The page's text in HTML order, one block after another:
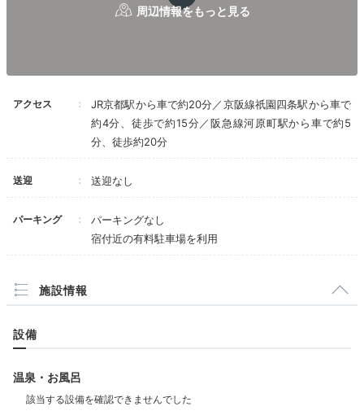
備品・寝具などは新しいものが取り入れられていて、居
心地の良いお部屋でした。
+2
Freetime
東山をぶらり散策
アクセス
JR京都駅から車で約20分／京阪線祇園四条駅から車で
約4分、徒歩で約15分／阪急線河原町駅から車で約5
分、徒歩約20分
送迎 送迎なし
パーキング
パーキングなし
宿付近の有料駐車場を利用
施設情報
設備
温泉・お風呂